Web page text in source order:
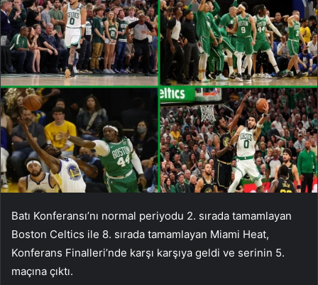
Batı Konferansı’nı normal periyodu 2. sırada tamamlayan
Boston Celtics ile 8. sırada tamamlayan Miami Heat,
Konferans Finalleri’nde karşı karşıya geldi ve serinin 5.
maçına çıktı.